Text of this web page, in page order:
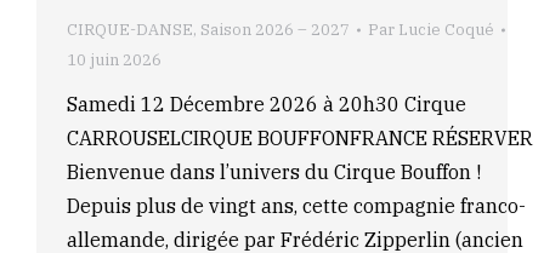
CIRQUE-DANSE, Saison 2026 – 2027 Par Lucie Coqué
10 juin 2026
Samedi 12 Décembre 2026 à 20h30 Cirque
CARROUSELCIRQUE BOUFFONFRANCE RÉSERVER
Bienvenue dans l’univers du Cirque Bouffon !
Depuis plus de vingt ans, cette compagnie franco-
allemande, dirigée par Frédéric Zipperlin (ancien